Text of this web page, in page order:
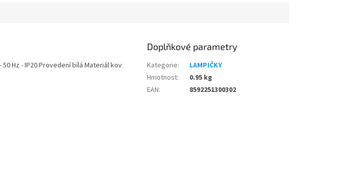
50 Hz - IP20 Provedení bílá Materiál kov
Doplňkové parametry
Kategorie:
LAMPIČKY
Hmotnost:
0.95 kg
EAN: 8592251300302